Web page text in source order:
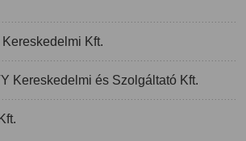
Kft.
Kereskedelmi és Szolgáltató Kft.